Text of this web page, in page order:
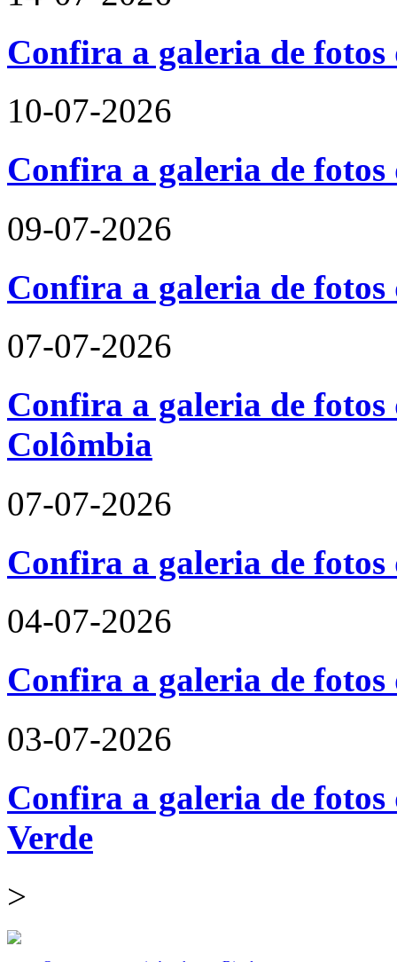
Confira a galeria de
10-07-2026
Confira a galeria de fotos
09-07-2026
Confira a galeria de
07-07-2026
Confira a galeria de fotos
Colômbia
07-07-2026
Confira a galeria de
04-07-2026
Confira a galeria de
03-07-2026
Confira a galeria de
Verde
>